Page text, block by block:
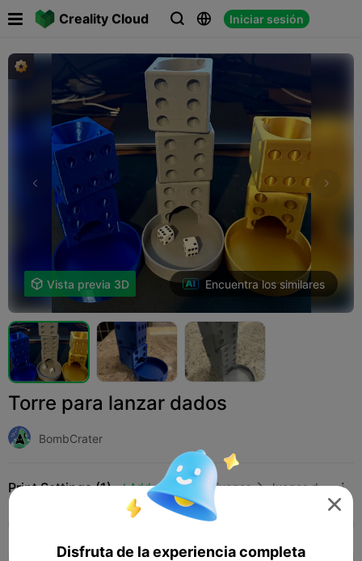
Creality Cloud   Iniciar sesión
 
 Vista previa 3D Encuentra los similares
Torre para lanzar dados
BombCrater
Print Settings (1) Add Juguetes y juegos  Juegos de mesa y de cartas 

Disfruta de la experiencia completa